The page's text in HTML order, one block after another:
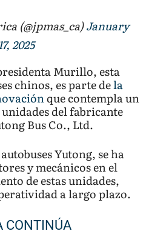
(@jpmas_ca)January
2025
Murillo, esta
chinos, es parte dela
que contempla un
del fabricante
Bus Co., Ltd.
Yutong, se ha
y mecánicos en el
de estas unidades,
a largo plazo.